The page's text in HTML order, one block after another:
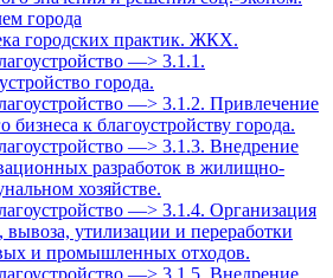
города
городских практик. ЖКХ.
—> 3.1.1.
города.
—> 3.1.2. Привлечение
бизнеса к благоустройству города.
—> 3.1.3. Внедрение
разработок в жилищно-
хозяйстве.
—> 3.1.4. Организация
вывоза, утилизации и переработки
и промышленных отходов.
—> 3.1.5. Внедрение